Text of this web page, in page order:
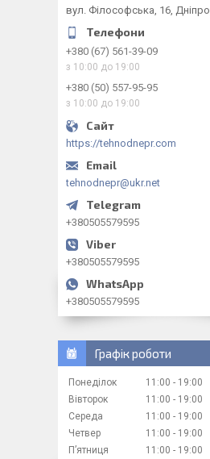
вул. Філософська, 16,
+380 (67) 561-39-09
з 10:00 до 19:00
+380 (50) 557-95-95
з 10:00 до 19:00
https://tehnodnepr.com
tehnodnepr@ukr.net
+380505579595
+380505579595
+380505579595
Графік роботи
Понеділок 11:00
19:00
Вівторок
11:00
19:00
Середа
11:00
19:00
Четвер
11:00
19:00
Пʼятниця
11:00
19:00